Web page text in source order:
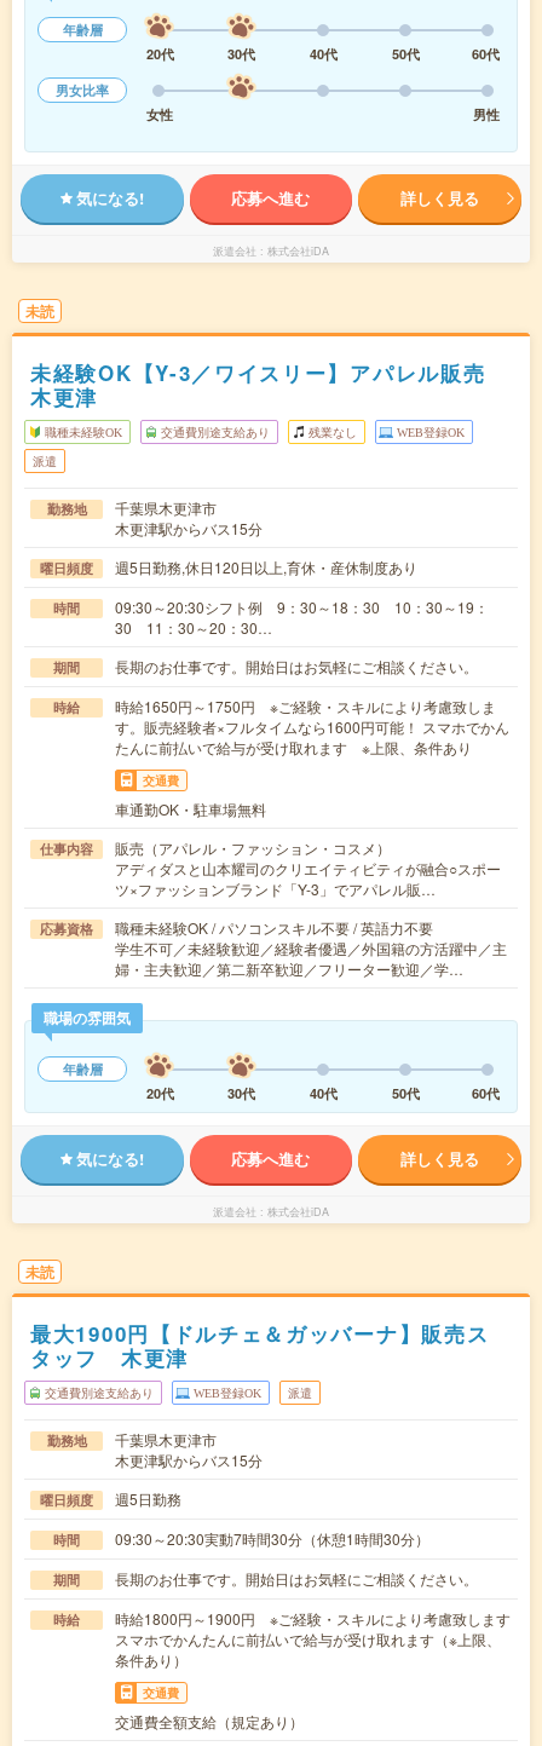
年齢層
20代
30代 40代 50代
60代
男女比率
女性
男性
気になる! 応募へ進む 詳しく見る
派遣会社 株式会社iDA
未読
未経験OK【Y-3／ワイスリー】アパレル販売
木更津
職種未経験OK 交通費別途支給あり 残業なし WEB登録OK
派遣
勤務地
千葉県木更津市
木更津駅からバス15分
曜日頻度 週5日勤務,休日120日以上,育休・産休制度あり
時間
09:30～20:30シフト例 9：30～18：30 10：30～19：
30 11：30～20：30…
期間 長期のお仕事です。開始日はお気軽にご相談ください。
時給
時給1650円～1750円 ※ご経験・スキルにより考慮致しま
す。販売経験者×フルタイムなら1600円可能！ スマホでかん
たんに前払いで給与が受け取れます ※上限、条件あり
交通費
車通勤OK・駐車場無料
仕事内容
販売（アパレル・ファッション・コスメ）
アディダスと山本耀司のクリエイティビティが融合○スポー
ツ×ファッションブランド「Y-3」でアパレル販…
応募資格
職種未経験OK / パソコンスキル不要 / 英語力不要
学生不可／未経験歓迎／経験者優遇／外国籍の方活躍中／主
婦・主夫歓迎／第二新卒歓迎／フリーター歓迎／学…
職場の雰囲気
年齢層
20代
30代 40代 50代 60代
気になる! 応募へ進む 詳しく見る
派遣会社 株式会社iDA
未読
最大1900円【ドルチェ＆ガッバーナ】販売ス
タッフ 木更津
交通費別途支給あり WEB登録OK 派遣
勤務地
千葉県木更津市
木更津駅からバス15分
曜日頻度 週5日勤務
時間 09:30～20:30実動7時間30分（休憩1時間30分）
期間 長期のお仕事です。開始日はお気軽にご相談ください。
時給
時給1800円～1900円 ※ご経験・スキルにより考慮致します
スマホでかんたんに前払いで給与が受け取れます（※上限、
条件あり）
交通費
交通費全額支給（規定あり）